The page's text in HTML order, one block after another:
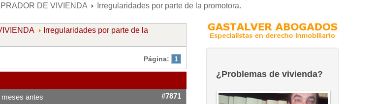
DE VIVIENDA Irregularidades por parte de la promotora.
Irregularidades por parte de la
Página: 1
meses antes #7871
¿Problemas de vivienda?